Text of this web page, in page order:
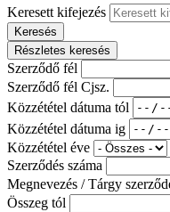
Keresett kifejezés
Keresés
Részletes keresés
Szerződő fél
Szerződő fél Cjsz.
Közzététel dátuma tól
Közzététel dátuma ig
Közzététel éve
Szerződés száma
Megnevezés / Tárgy
Összeg tól